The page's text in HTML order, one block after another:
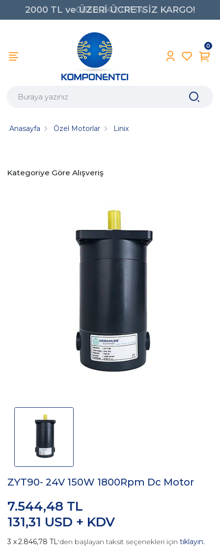
2000 TL ve ÜZERİ ÜCRETSİZ KARGO!
0850 242 0734
0
Anasayfa Özel Motorlar Linix
Kategoriye Göre Alışveriş
ZYT90- 24V 150W 1800Rpm Dc Motor
131,31 USD + KDV
7.544,48 TL
2.846,78 TL'den başlayan taksit seçenekleri için tıklayın.